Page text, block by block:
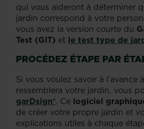
qui vous aideront à déterminer
jardin correspond à votre
vous avez la version courte du
Test (GIT) et le test type de
PROCÉDEZ ÉTAPE PAR
Si vous voulez savoir à l’avance
ressemblera votre jardin, vous
garDsign®. Ce logiciel
de créer votre propre jardin et
explications utiles à chaque